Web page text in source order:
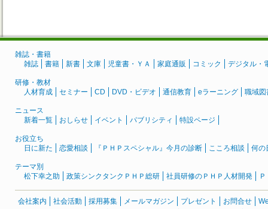
雑誌・書籍
雑誌
書籍 新書 文庫 児童書・ＹＡ 家庭通販 コミック デジタル・
研修・教材
人材育成
セミナー CD DVD・ビデオ 通信教育 eラーニング 職域図
ニュース
新着一覧
おしらせ イベント パブリシティ 特設ページ
お役立ち
日に新た
恋愛相談 『ＰＨＰスペシャル』今月の診断 こころ相談 何の
テーマ別
松下幸之助
政策シンクタンクＰＨＰ総研 社員研修のＰＨＰ人材開発
会社案内 社会活動 採用募集 メールマガジン プレゼント お問合せ